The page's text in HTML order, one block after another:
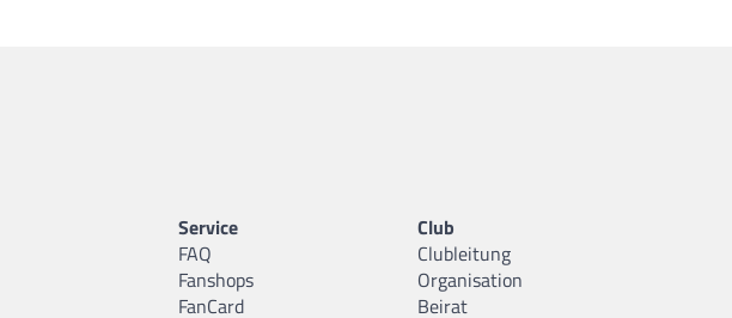
Service
FAQ
Fanshops
FanCard
Club
Clubleitung
Organisation
Beirat